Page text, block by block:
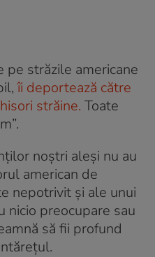
pe străzile americane
îi deportează către
străine. Toate
noștri aleși nu au
american de
nepotrivit și ale unui
nicio preocupare sau
să fii profund